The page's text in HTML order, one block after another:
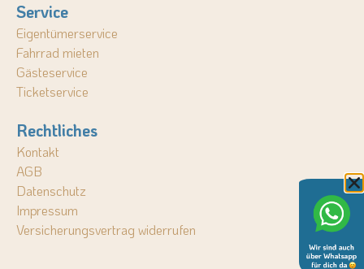
Service
Eigentümerservice
Fahrrad mieten
Gästeservice
Ticketservice
Rechtliches
Kontakt
AGB
Datenschutz
Impressum
Versicherungsvertrag widerrufen